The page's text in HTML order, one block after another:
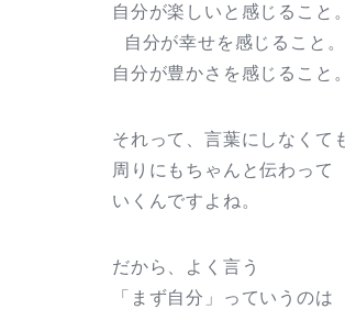
自分が楽しいと感じること。
自分が幸せを感じること。
自分が豊かさを感じること。
それって、言葉にしなくて
周りにもちゃんと伝わって
いくんですよね。
だから、よく言う
「まず自分」っていうのは